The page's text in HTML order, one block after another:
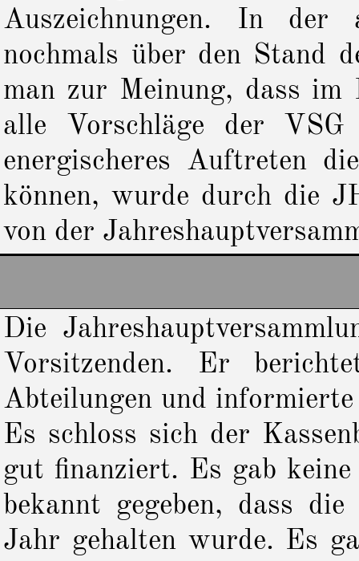
Auszeichnungen. In der
nochmals über den Stand
man zur Meinung, dass im
alle Vorschläge der
energischeres Auftreten
können, wurde durch die
von der
Die
Vorsitzenden. Er
Abteilungen und
Es schloss sich der
gut finanziert. Es gab
bekannt gegeben, dass
Jahr gehalten wurde. Es